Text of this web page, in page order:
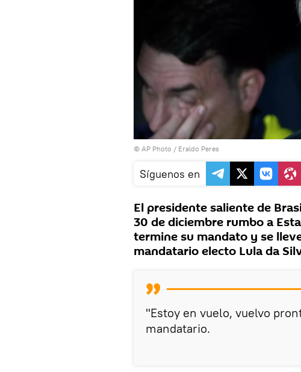
© AP Photo / Eraldo Peres
Síguenos en
El presidente saliente de
30 de diciembre rumbo a
termine su mandato y se
mandatario electo Lula da
"Estoy en vuelo, vuelvo
mandatario.